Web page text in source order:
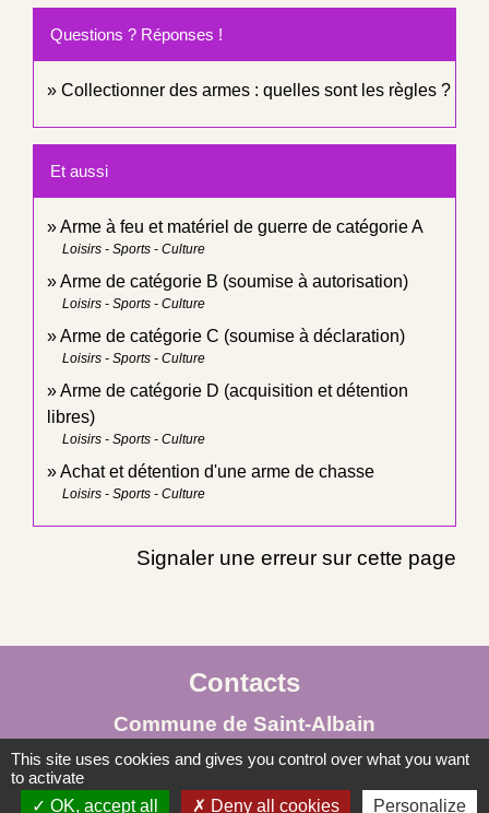
Questions ? Réponses !
Collectionner des armes : quelles sont les règles ?
Et aussi
Arme à feu et matériel de guerre de catégorie A
Loisirs - Sports - Culture
Arme de catégorie B (soumise à autorisation)
Loisirs - Sports - Culture
Arme de catégorie C (soumise à déclaration)
Loisirs - Sports - Culture
Arme de catégorie D (acquisition et détention
libres)
Loisirs - Sports - Culture
Achat et détention d'une arme de chasse
Loisirs - Sports - Culture
Signaler une erreur sur cette page
Contacts
Commune de Saint-Albain
Place de la Mairie
71260 Saint-Albain - FRANCE
This site uses cookies and gives you control over what you want
to activate
OK, accept all
Deny all cookies Personalize